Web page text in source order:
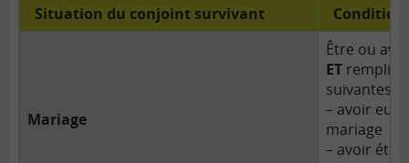
Situation du conjoint survivant
Mariage
Être ou
ET remplir
suivantes :
– avoir eu
mariage
– avoir été